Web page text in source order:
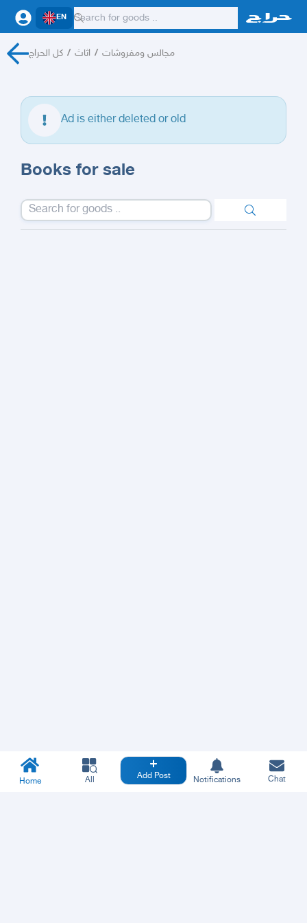
EN
كل الحراج / اثاث / مجالس ومفروشات
Ad is either deleted or old
Books for sale
Home All Add Post Notifications Chat